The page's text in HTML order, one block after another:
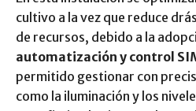
cultivo a la vez que reduce
de recursos, debido a la
automatización y control
permitido gestionar con
como la iluminación y los